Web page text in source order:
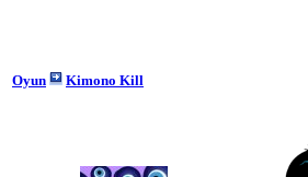
Oyun Kimono Kill